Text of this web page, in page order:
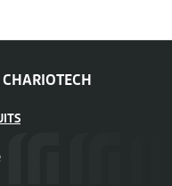
CHARIOTECH